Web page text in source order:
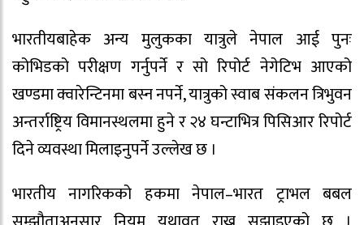
भारतीयबाहेक अन्य मुलुकका यात्रुले नेपाल आई पुनः
कोभिडको परीक्षण गर्नुपर्ने र सो रिपोर्ट नेगेटिभ आएको
खण्डमा क्वारेन्टिनमा बस्न नपर्ने, यात्रुको स्वाब संकलन त्रिभुवन
अन्तर्राष्ट्रिय विमानस्थलमा हुने र २४ घन्टाभित्र पिसिआर रिपोर्ट
दिने व्यवस्था मिलाइनुपर्ने उल्लेख छ ।
भारतीय नागरिकको हकमा नेपाल–भारत ट्राभल बबल